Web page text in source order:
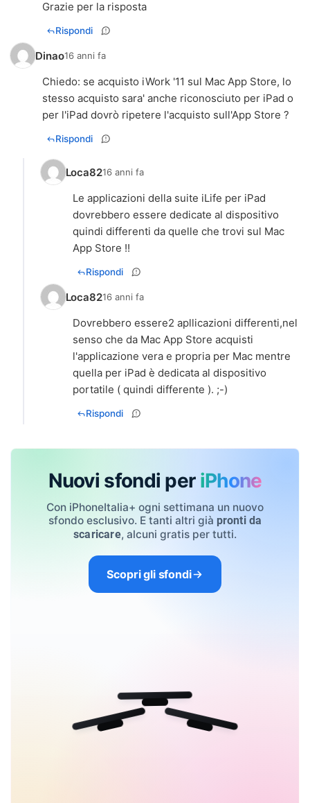
Grazie per la risposta
Rispondi
Dinao16 anni fa
Chiedo: se acquisto iWork '11 sul Mac App Store, lo
stesso acquisto sara' anche riconosciuto per iPad o
per l'iPad dovrò ripetere l'acquisto sull'App Store ?
Rispondi
Loca8216 anni fa
Le applicazioni della suite iLife per iPad
dovrebbero essere dedicate al dispositivo
quindi differenti da quelle che trovi sul Mac
App Store !!
Rispondi
Loca8216 anni fa
Dovrebbero essere2 apllicazioni differenti,nel
senso che da Mac App Store acquisti
l'applicazione vera e propria per Mac mentre
quella per iPad è dedicata al dispositivo
portatile ( quindi differente ). ;-)
Rispondi
Nuovi sfondi per iPhone
Con iPhoneItalia+ ogni settimana un nuovo
sfondo esclusivo. E tanti altri già pronti da
scaricare, alcuni gratis per tutti.
Scopri gli sfondi